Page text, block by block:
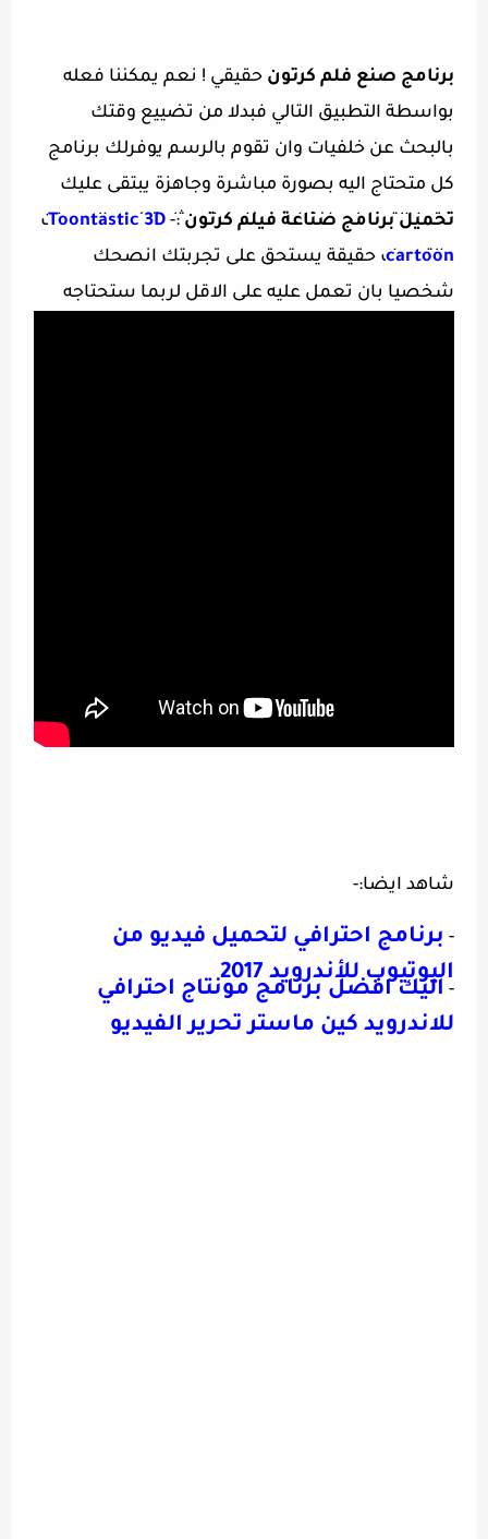
برنامج صنع فلم كرتونحقيقي ! نعم يمكننا فعله
بواسطة التطبيق التالي فبدلا من تضييع وقتك
بالبحث عن خلفيات وان تقوم بالرسم يوفرلك برنامج
كل متحتاج اليه بصورة مباشرة وجاهزة يبتقى عليك
فقط التعديل واختيار ما يناسبك مثل تركيب الاصوات
والتحريك حقيقة يستحق على تجربتك انصحك
شخصيا بان تعمل عليه على الاقل لربما ستحتاجه
تحميل برنامج صناعة فيلم كرتون :-
Toontastic 3D
cartoon
شاهد ايضا:-
- برنامج احترافي لتحميل فيديو من
اليوتيوب للأندرويد 2017
- اليك افضل برنامج مونتاج احترافي
للاندرويد كين ماستر تحرير الفيديو